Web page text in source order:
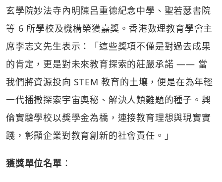
玄學院妙法寺內明陳呂重德紀念中學、聖若瑟書院
等 6 所學校及機構榮獲嘉獎。香港數理教育學會主
席李志文先生表示：「這些獎項不僅是對過去成果
的肯定，更是對未來教育探索的莊嚴承諾 —— 當
我們將資源投向 STEM 教育的土壤，便是在為年輕
一代播撒探索宇宙奧秘、解決人類難題的種子。興
倫實驗學校以獎學金為橋，連接教育理想與現實實
踐，彰顯企業對教育創新的社會責任。」
獲獎單位名單 ：